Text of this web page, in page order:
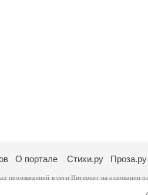
О портале Стихи.ру Проза.ру
произведений в сети Интернет на основании
только с согласия его автора, к
законодательства